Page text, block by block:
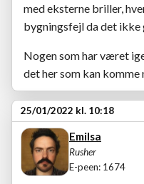
med eksterne briller,
bygningsfejl da det ikke
Nogen som har været
det her som kan
25/01/2022 kl. 10:18
Emilsa
Rusher
E-peen: 1674